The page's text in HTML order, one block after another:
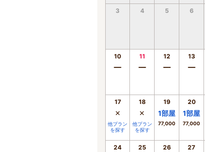
3 4 5 6
10
ー
11
ー
12
ー
13
ー
17
×
他プラン
を探す
18
×
他プラン
を探す
19
1部屋
77,000
20
1部屋
77,000
24 25 26 27